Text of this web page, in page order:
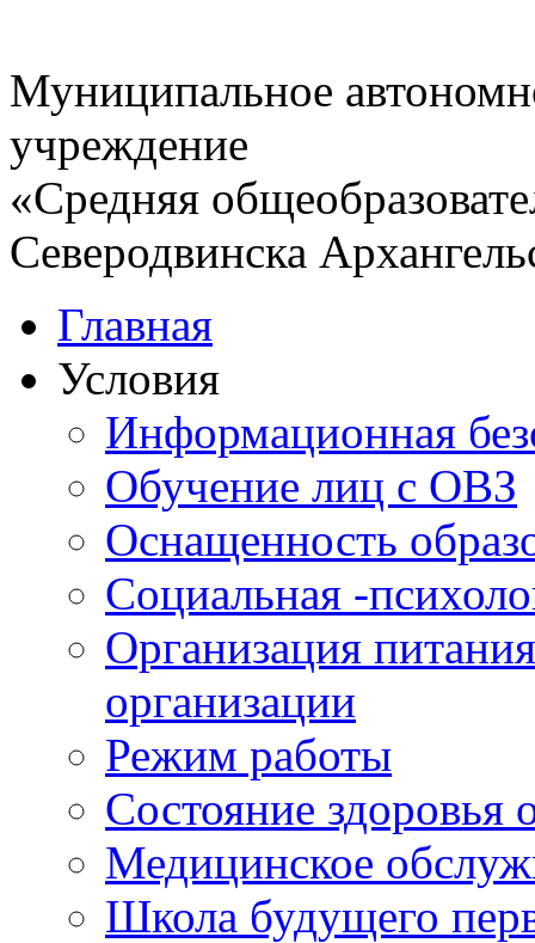
Муниципальное
учреждение
«Средняя
Северодвинска
Главная
Условия
Информационная
Обучение лиц с ОВЗ
Оснащенность
Социальная -
Организация
организации
Режим работы
Состояние
Медицинское
Школа будущего